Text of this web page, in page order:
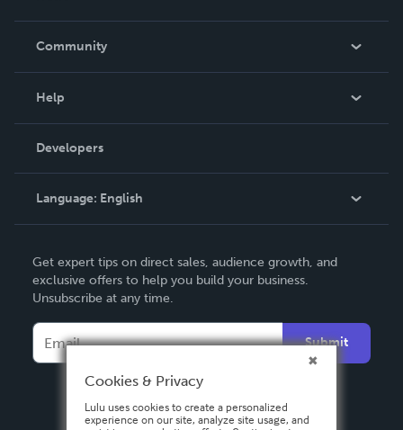
In The News
Community
Podcast
Help
Order Lookup
Knowledge Base
Contact Support
Developers
Language: English
Deutsch
Français
Español
Get expert tips on direct sales, audience growth, and
exclusive offers to help you build your business.
Unsubscribe at any time.
Submit
Cookies & Privacy
Lulu uses cookies to create a personalized
experience on our site, analyze site usage, and